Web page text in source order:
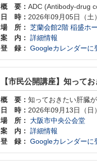
概 要： ADC (Antibody-drug
日 時： 2026年09月05日（土
場 所： 芝蘭会館2階 稲盛ホ
案 内： 詳細情報
登 録： Googleカレンダーに
【市民公開講座】知って
概 要： 知っておきたい肝臓
日 時： 2026年09月13日（日
場 所：
大阪市中央公会堂
案 内： 詳細情報
登 録： Googleカレンダーに